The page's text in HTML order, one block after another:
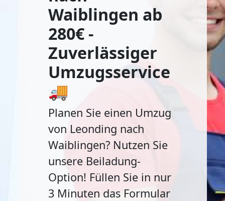
Waiblingen ab
280€ -
Zuverlässiger
Umzugsservice
🚚
Planen Sie einen Umzug
von Leonding nach
Waiblingen? Nutzen Sie
unsere Beiladung-
Option! Füllen Sie in nur
3 Minuten das Formular